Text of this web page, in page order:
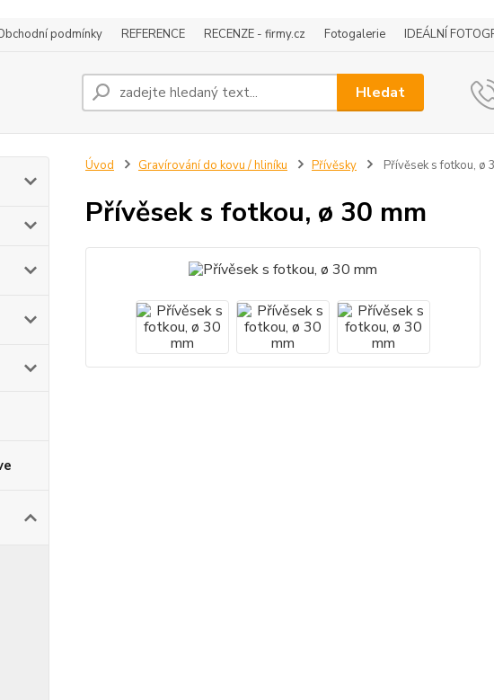
podmínky REFERENCE RECENZE - firmy.cz Fotogalerie IDEÁLNÍ
Hledat
Úvod Gravírování do kovu / hliníku Přívěsky Přívěsek s fotkou, ø
Přívěsek s fotkou, ø 30 mm